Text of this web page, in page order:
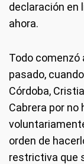
declaración en
ahora.
Todo comenzó
pasado,
Córdoba,
Cabrera por
orden de
restrictiva que